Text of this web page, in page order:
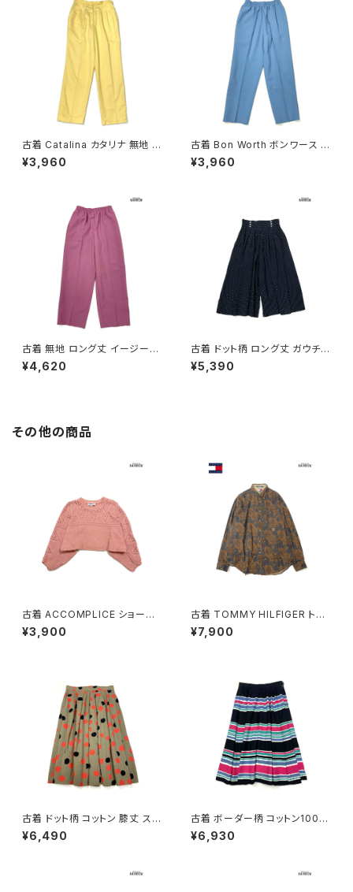
古着 Catalina カタリナ 無地 コ
ットン ロング丈 スラックス パン
ツ 黄 (btu2603032)
¥3,960
古着 Bon Worth ボンワース 無
地 ロング丈 イージーパンツ 青
水色 (btu2603041)
¥3,960
古着 無地 ロング丈 イージーパ
ンツ ピンク (btu2603042)
¥4,620
古着 ドット柄 ロング丈 ガウチョ
パンツ 黒 (btu2603030)
¥5,390
その他の商品
古着 ACCOMPLICE ショート
丈 アメリカ製 無地 長袖 ニット
セーター ピンク (ttu2501058)
¥3,900
古着 TOMMY HILFIGER トミ
ーヒルフィガー 前開き 総柄 ペ
イズリー柄 コットン100％ 長袖
¥7,900
古着 ドット柄 コットン 膝丈 スカ
ート 茶 (ba2607006)
¥6,490
古着 ボーダー柄 コットン100％
膝丈 スカート 黒 ピンク (ba26
07008)
¥6,930